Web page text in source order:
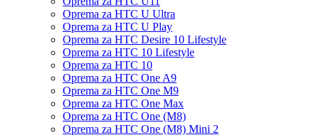
Oprema za HTC U Ultra
Oprema za HTC U Play
Oprema za HTC Desire 10 Lifestyle
Oprema za HTC 10 Lifestyle
Oprema za HTC 10
Oprema za HTC One A9
Oprema za HTC One M9
Oprema za HTC One Max
Oprema za HTC One (M8)
Oprema za HTC One (M8) Mini 2